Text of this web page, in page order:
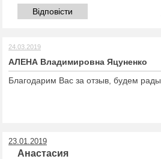
Відповісти
24.03.2019
АЛЕНА Владимировна Яцуненко
Благодарим Вас за отзыв, будем
23.01.2019
Анастасия